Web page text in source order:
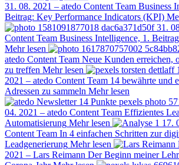
31. 08. 2021 – atedo Content Team Business
Beitrag: Key Performance Indicators (KPI)
31.
Content Team Business Intelligence, 1.
Mehr lesen
atedo Content Team Neue Kunden erreichen,
zu treffen Mehr lesen
2021 – atedo Content Team 14 bewährte und
Adressen zu sammeln Mehr lesen
04. 2021 – atedo Content Team Effizientes
Automatisierung Mehr lesen
17.
Content Team In 4 einfachen Schritten zur
Leadgenerierung Mehr lesen
2021 – Lars Reimann Der Beginn meiner